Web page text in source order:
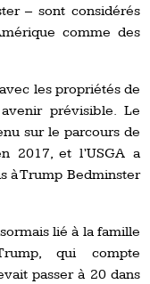
– sont considérés
comme des
les propriétés de
prévisible. Le
sur le parcours de
2017, et l’USGA a
à Trump Bedminster
lié à la famille
qui compte
passer à 20 dans